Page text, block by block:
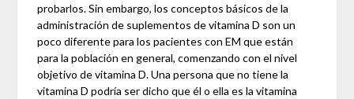
probarlos. Sin embargo, los conceptos básicos de la
administración de suplementos de vitamina D son un
poco diferente para los pacientes con EM que están
para la población en general, comenzando con el nivel
objetivo de vitamina D. Una persona que no tiene la
vitamina D podría ser dicho que él o ella es la vitamina